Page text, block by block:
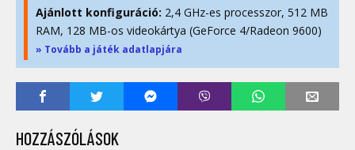
Ajánlott konfiguráció: 2,4 GHz-es processzor, 512 MB
RAM, 128 MB-os videokártya (GeForce 4/Radeon 9600)
» Tovább a játék adatlapjára
HOZZÁSZÓLÁSOK